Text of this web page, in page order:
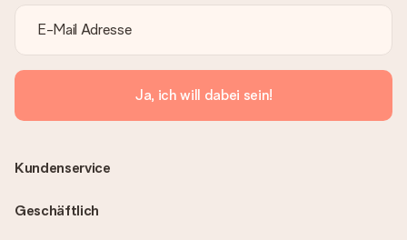
Ja, ich will dabei sein!
Kundenservice
Geschäftlich